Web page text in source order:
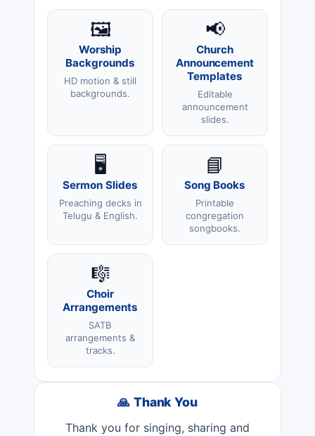
🖼️
Worship
Backgrounds
HD motion & still
backgrounds.
📢
Church
Announcement
Templates
Editable
announcement
slides.
🖥️
Sermon Slides
Preaching decks in
Telugu & English.
📘
Song Books
Printable
congregation
songbooks.
🎼
Choir
Arrangements
SATB
arrangements &
tracks.
🙏 Thank You
Thank you for singing, sharing and